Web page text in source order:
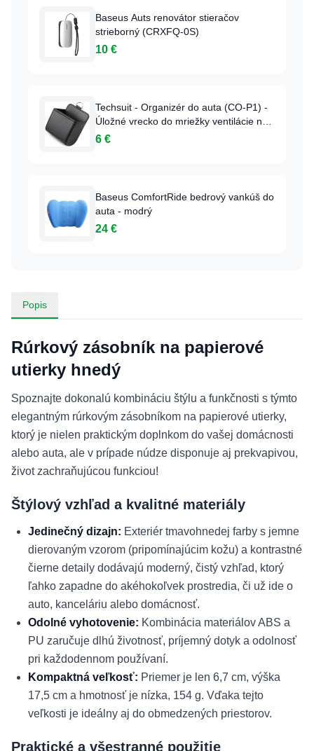
Baseus Auts renovátor stieračov
strieborný (CRXFQ-0S)
10 €
Techsuit - Organizér do auta (CO-P1) -
Úložné vrecko do mriežky ventilácie na
drobnosti - Čierny
6 €
Baseus ComfortRide bedrový vankúš do
auta - modrý
24 €
Popis
Rúrkový zásobník na papierové
utierky hnedý
Spoznajte dokonalú kombináciu štýlu a funkčnosti s týmto
elegantným rúrkovým zásobníkom na papierové utierky,
ktorý je nielen praktickým doplnkom do vašej domácnosti
alebo auta, ale v prípade núdze disponuje aj prekvapivou,
život zachraňujúcou funkciou!
Štýlový vzhľad a kvalitné materiály
Jedinečný dizajn: Exteriér tmavohnedej farby s jemne
dierovaným vzorom (pripomínajúcim kožu) a kontrastné
čierne detaily dodávajú moderný, čistý vzhľad, ktorý
ľahko zapadne do akéhokoľvek prostredia, či už ide o
auto, kanceláriu alebo domácnosť.
Odolné vyhotovenie: Kombinácia materiálov ABS a
PU zaručuje dlhú životnosť, príjemný dotyk a odolnosť
pri každodennom používaní.
Kompaktná veľkosť: Priemer je len 6,7 cm, výška
17,5 cm a hmotnosť je nízka, 154 g. Vďaka tejto
veľkosti je ideálny aj do obmedzených priestorov.
Praktické a všestranné použitie